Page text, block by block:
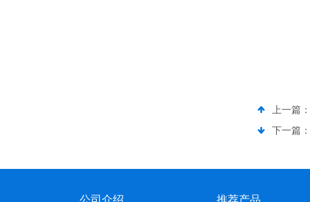
上一篇：
下一篇：
公司介绍 推荐产品